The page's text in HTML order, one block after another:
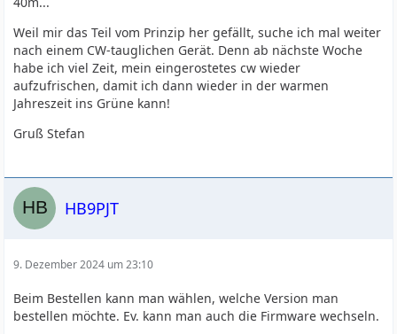
Weil mir das Teil vom Prinzip her gefällt, suche ich mal weiter
nach einem CW-tauglichen Gerät. Denn ab nächste Woche
habe ich viel Zeit, mein eingerostetes cw wieder
aufzufrischen, damit ich dann wieder in der warmen
Jahreszeit ins Grüne kann!
Gruß Stefan
HB9PJT
9. Dezember 2024 um 23:10
Beim Bestellen kann man wählen, welche Version man
bestellen möchte. Ev. kann man auch die Firmware wechseln.